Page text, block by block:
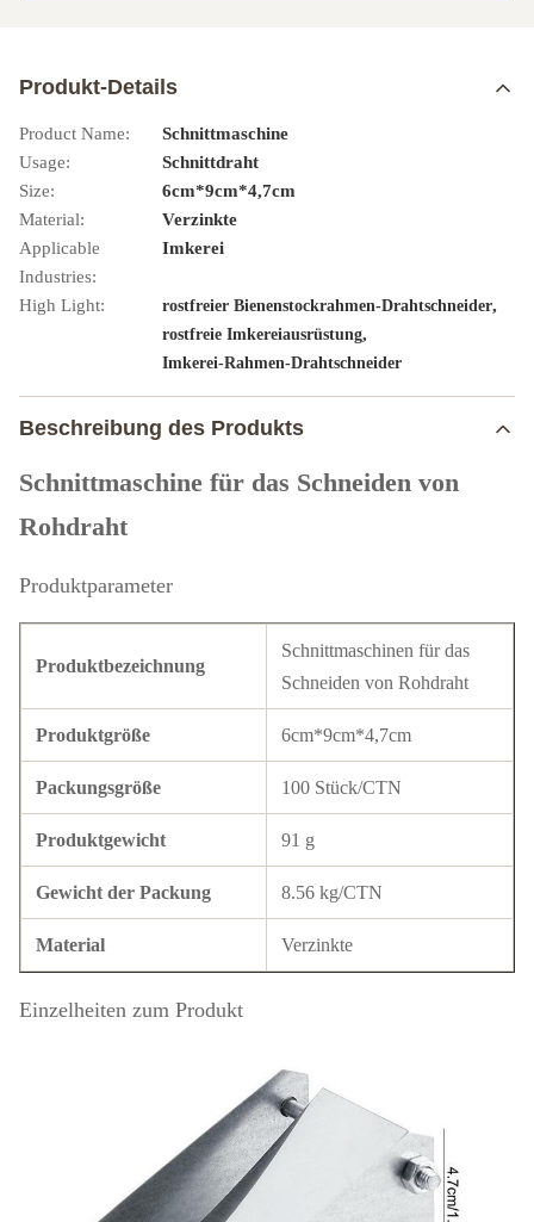
Produkt-Details
Product Name:
Schnittmaschine
Usage:
Schnittdraht
Size:
6cm*9cm*4,7cm
Material:
Verzinkte
Applicable
Industries:
Imkerei
High Light: rostfreier Bienenstockrahmen-Drahtschneider,
rostfreie Imkereiausrüstung,
Imkerei-Rahmen-Drahtschneider
Beschreibung des Produkts
Schnittmaschine für das Schneiden von
Rohdraht
Produktparameter
Produktbezeichnung
Schnittmaschinen für das
Schneiden von Rohdraht
Produktgröße 6cm*9cm*4,7cm
Packungsgröße 100 Stück/CTN
Produktgewicht 91 g
Gewicht der Packung 8.56 kg/CTN
Material Verzinkte
Einzelheiten zum Produkt